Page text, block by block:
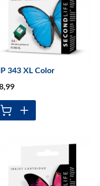
343 XL Color
,99